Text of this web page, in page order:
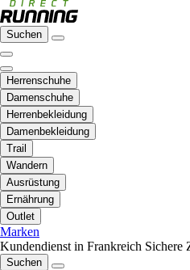
Suchen
Herrenschuhe
Damenschuhe
Herrenbekleidung
Damenbekleidung
Trail
Wandern
Ausrüstung
Ernährung
Outlet
Marken
Kundendienst in Frankreich Sichere
Suchen